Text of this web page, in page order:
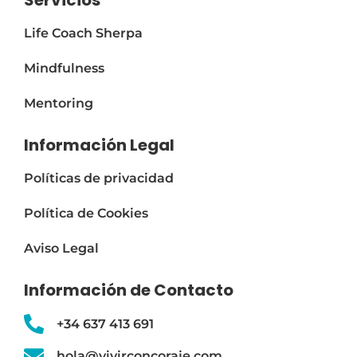
Life Coach Sherpa
Mindfulness
Mentoring
Información Legal
Políticas de privacidad
Política de Cookies
Aviso Legal
Información de Contacto
+34 637 413 691